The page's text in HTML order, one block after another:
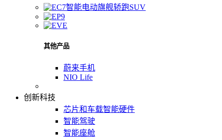
智能电动旗舰轿跑SUV
其他产品
蔚来手机
NIO Life
创新科技
芯片和车载智能硬件
智能驾驶
智能座舱